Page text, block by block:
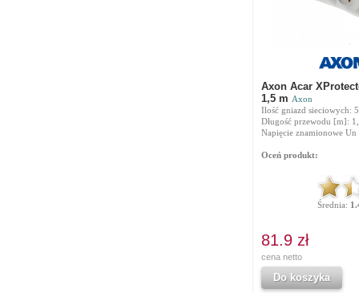
Axon Acar
1,5 m Axon
Ilość gniazd sieciowych: 5
Długość przewodu [m]:
Napięcie znamionowe
Oceń produkt:
Średnia:
81.9 zł
cena netto
Do koszyka